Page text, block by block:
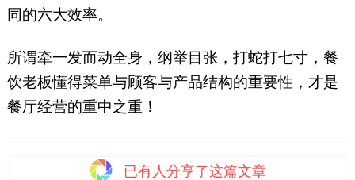
同的六大效率。
所谓牵一发而动全身，纲举目张，打蛇打七寸，餐
饮老板懂得菜单与顾客与产品结构的重要性，才是
餐厅经营的重中之重！
已有 人分享了这篇文章